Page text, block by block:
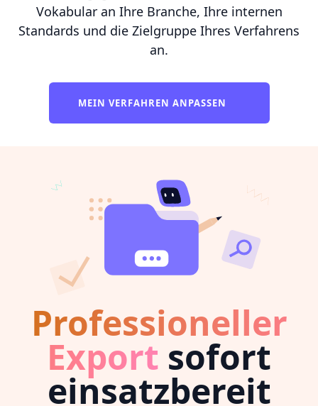
Vokabular an Ihre Branche, Ihre internen
Standards und die Zielgruppe Ihres Verfahrens
an.
MEIN VERFAHREN ANPASSEN
Professioneller
Export sofort
einsatzbereit